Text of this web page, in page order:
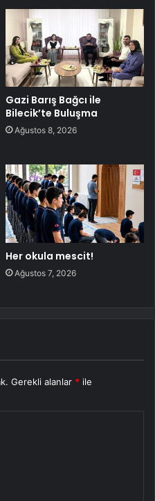
Gazi Barış Bağcı ile
Bilecik’te Buluşma
Ağustos 8, 2026
Her okula mescit!
Ağustos 7, 2026
Gerekli alanlar * ile